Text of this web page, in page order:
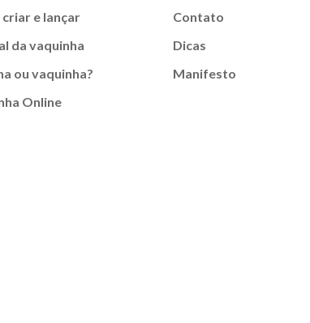
criar e lançar
da vaquinha
ou vaquinha?
Online
Contato
Dicas
Manifesto